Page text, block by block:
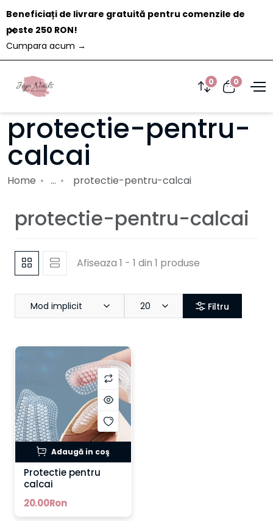
Beneficiați de livrare gratuită pentru comenzile de
peste 250 RON!
Cumpara acum →
Închide
0 0
protectie-pentru-
calcai
Home ... protectie-pentru-calcai
protectie-pentru-calcai
Afiseaza 1 - 1 din 1 produse
Mod implicit 20 Filtru
Adaugă in coş
Protectie pentru
calcai
20.00Ron